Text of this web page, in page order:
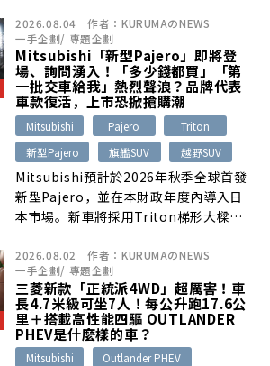
2026.08.04 作者： KURUMAのNEWS
一手企劃/ 專題企劃
Mitsubishi「新型Pajero」即將登
場、詢問湧入！「多少錢都買」「第
一批交車給我」熱烈聲浪？品牌代表
車款復活，上市恐掀搶購潮
Mitsubishi Pajero
Triton
新型Pajero
旗艦SUV 越野SUV
Mitsubishi預計於2026年秋季全球首發
新型Pajero，並在本財政年度內導入日
本市場。新車將採用Triton梯形大樑底
SUV，並於泰國生產。日本經銷商表示，
已有大量舊車主與未能買到Final
Edition的消費者主動詢問，上市初期可
能出現激烈搶購。
2026.08.02 作者： KURUMAのNEWS
一手企劃/ 專題企劃
三菱新款「正統派4WD」超厲害！車
長4.7米級可坐7人！每公升跑17.6公
里＋搭載高性能四驅 OUTLANDER
PHEV是什麼樣的車？
Mitsubishi
Outlander PHEV